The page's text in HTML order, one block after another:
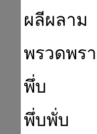
ผลีผลาม
พรวดพร
พึ่บ
พึ่บพั่บ